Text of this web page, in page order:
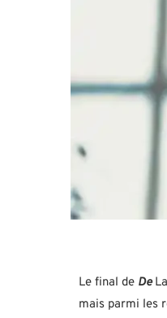
Le final de De
mais parmi les